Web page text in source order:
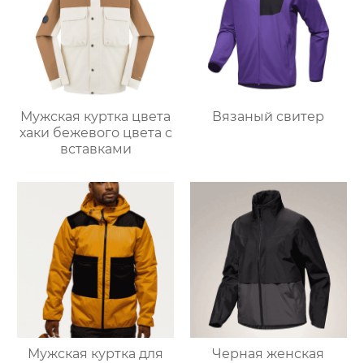
Мужская куртка цвета
хаки бежевого цвета с
вставками
Вязаный свитер
Мужская куртка для
Черная женская